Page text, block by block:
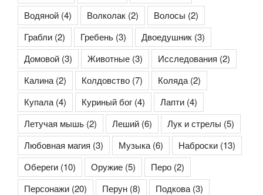
Водяной (4) Волколак (2) Волосы (2)
Грабли (2) Гребень (3) Двоедушник (3)
Домовой (3) Животные (3) Исследования (2)
Калина (2) Колдовство (7) Коляда (2)
Купала (4) Куриный бог (4) Лапти (4)
Летучая мышь (2) Леший (6) Лук и стрелы (5)
Любовная магия (3) Музыка (6) Наброски (13)
Обереги (10) Оружие (5) Перо (2)
Персонажи (20) Перун (8) Подкова (3)